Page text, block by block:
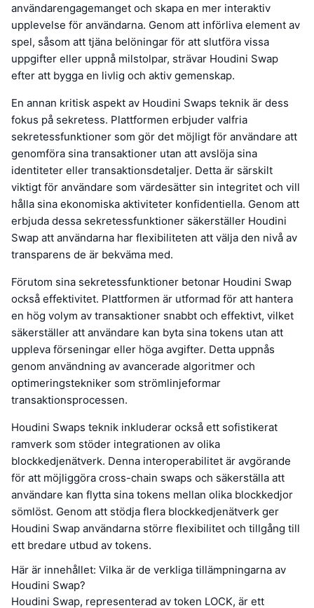
användarengagemanget och skapa en mer interaktiv
upplevelse för användarna. Genom att införliva element av
spel, såsom att tjäna belöningar för att slutföra vissa
uppgifter eller uppnå milstolpar, strävar Houdini Swap
efter att bygga en livlig och aktiv gemenskap.
En annan kritisk aspekt av Houdini Swaps teknik är dess
fokus på sekretess. Plattformen erbjuder valfria
sekretessfunktioner som gör det möjligt för användare att
genomföra sina transaktioner utan att avslöja sina
identiteter eller transaktionsdetaljer. Detta är särskilt
viktigt för användare som värdesätter sin integritet och vill
hålla sina ekonomiska aktiviteter konfidentiella. Genom att
erbjuda dessa sekretessfunktioner säkerställer Houdini
Swap att användarna har flexibiliteten att välja den nivå av
transparens de är bekväma med.
Förutom sina sekretessfunktioner betonar Houdini Swap
också effektivitet. Plattformen är utformad för att hantera
en hög volym av transaktioner snabbt och effektivt, vilket
säkerställer att användare kan byta sina tokens utan att
uppleva förseningar eller höga avgifter. Detta uppnås
genom användning av avancerade algoritmer och
optimeringstekniker som strömlinjeformar
transaktionsprocessen.
Houdini Swaps teknik inkluderar också ett sofistikerat
ramverk som stöder integrationen av olika
blockkedjenätverk. Denna interoperabilitet är avgörande
för att möjliggöra cross-chain swaps och säkerställa att
användare kan flytta sina tokens mellan olika blockkedjor
sömlöst. Genom att stödja flera blockkedjenätverk ger
Houdini Swap användarna större flexibilitet och tillgång till
ett bredare utbud av tokens.
Här är innehållet: Vilka är de verkliga tillämpningarna av
Houdini Swap?
Houdini Swap, representerad av token LOCK, är ett